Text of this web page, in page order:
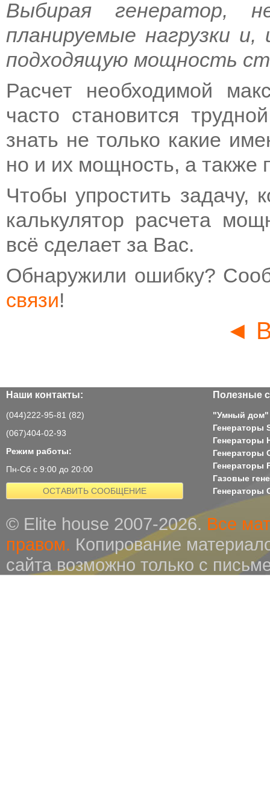
Выбирая генератор,
планируемые нагрузки
подходящую мощность
Расчет необходимой
часто становится
знать не только какие
но и их мощность, а также
Чтобы упростить задачу,
калькулятор расчета
всё сделает за Вас.
Обнаружили ошибку?
связи!
◄
Наши контакты:
(044)222-95-81 (82)
(067)404-02-93
Режим работы:
Пн-Сб с 9:00 до 20:00
ОСТАВИТЬ СООБЩЕНИЕ
Полезные
"Умный дом"
Генераторы
Генераторы
Генераторы
Генераторы
Газовые
Генераторы
© Elite house 2007-2026. Все
правом. Копирование
сайта возможно только с